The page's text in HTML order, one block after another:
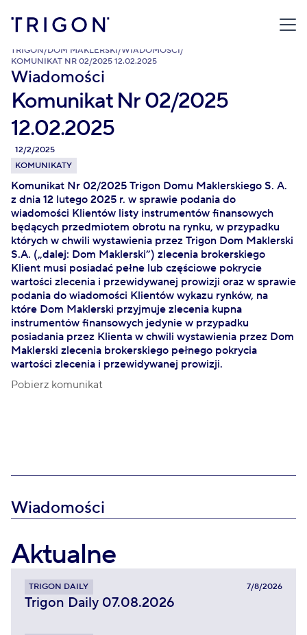
TRIGON/DOM MAKLERSKI/WIADOMOŚCI/
KOMUNIKAT NR 02/2025 12.02.2025
Wiadomości
Komunikat Nr 02/2025
12.02.2025
12/2/2025
KOMUNIKATY
Komunikat Nr 02/2025 Trigon Domu Maklerskiego S. A.
z dnia 12 lutego 2025 r. w sprawie podania do
wiadomości Klientów listy instrumentów finansowych
będących przedmiotem obrotu na rynku, w przypadku
których w chwili wystawienia przez Trigon Dom Maklerski
S.A. („dalej: Dom Maklerski”) zlecenia brokerskiego
Klient musi posiadać pełne lub częściowe pokrycie
wartości zlecenia i przewidywanej prowizji oraz w sprawie
podania do wiadomości Klientów wykazu rynków, na
które Dom Maklerski przyjmuje zlecenia kupna
instrumentów finansowych jedynie w przypadku
posiadania przez Klienta w chwili wystawienia przez Dom
Maklerski zlecenia brokerskiego pełnego pokrycia
wartości zlecenia i przewidywanej prowizji.
Pobierz komunikat
Wiadomości
Aktualne
TRIGON DAILY 7/8/2026
Trigon Daily 07.08.2026